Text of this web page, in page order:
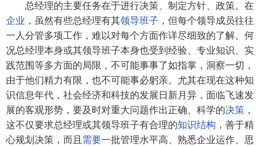
总经理的主要任务在于进行决策、制定方针、政策。在
企业 ，虽然有些总经理有其领导班子 ，但每个领导成员往往
一人分管多项工作，难以对每个方面作详尽细致的了解。何
况总经理本身或其领导班子本身也受到经验、专业知识、实
践范围等多方面的局限，不可能事事了如指掌，洞察一切，
由于他们精力有限，也不可能事必躬亲。尤其在现在这种知
识信息年代，社会经济和科技的发展日新月异，面临飞速发
展的客观形势，要及时对重大问题作出正确、科学的决策 ，
这不仅要求总经理或其领导班子有合理的知识结构 ，善于精
心规划决策，而且 需要一批管理水平高、熟悉企业运作、思